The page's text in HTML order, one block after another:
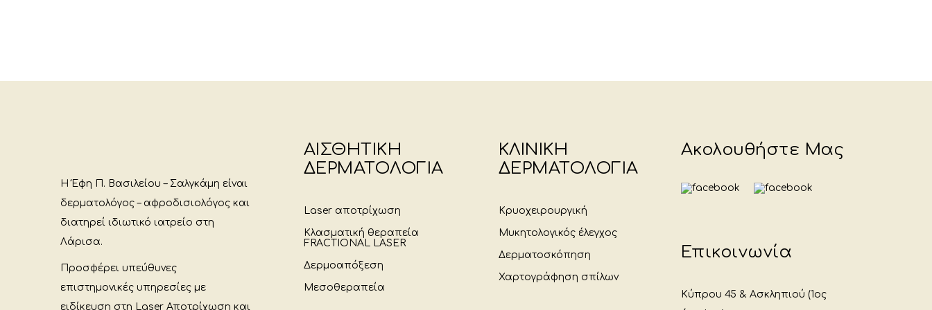
Η Έφη Π. Βασιλείου – Σαλγκάμη είναι
δερματολόγος – αφροδισιολόγος και
διατηρεί ιδιωτικό ιατρείο στη
Λάρισα.
Προσφέρει υπεύθυνες
επιστημονικές υπηρεσίες με
ειδίκευση στη Laser Αποτρίχωση και
ΑΙΣΘΗΤΙΚΗ
ΔΕΡΜΑΤΟΛΟΓΙΑ
Laser αποτρίχωση
Κλασματική θεραπεία
FRACTIONAL LASER
Δερμοαπόξεση
Μεσοθεραπεία
ΚΛΙΝΙΚΗ
ΔΕΡΜΑΤΟΛΟΓΙΑ
Κρυοχειρουργική
Μυκητολογικός έλεγχος
Δερματοσκόπηση
Χαρτογράφηση σπίλων
Ακολουθήστε Μας
Επικοινωνία
Κύπρου 45 & Ασκληπιού (1ος